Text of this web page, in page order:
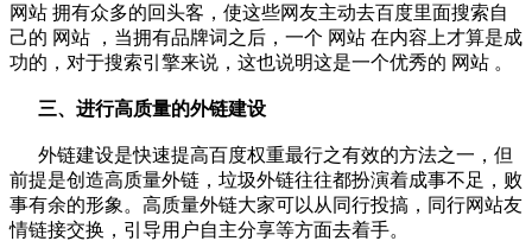
网站 拥有众多的回头客，使这些网友主动去百度里面搜索自
己的 网站 ，当拥有品牌词之后，一个 网站 在内容上才算是成
功的，对于搜索引擎来说，这也说明这是一个优秀的 网站 。
三、进行高质量的外链建设
外链建设是快速提高百度权重最行之有效的方法之一，但
前提是创造高质量外链，垃圾外链往往都扮演着成事不足，败
事有余的形象。高质量外链大家可以从同行投搞，同行网站友
情链接交换，引导用户自主分享等方面去着手。